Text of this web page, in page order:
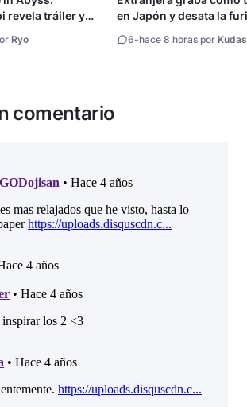
revela tráiler y
Ryo
en Japón y desata la
6-hace 8 horas por
comentario